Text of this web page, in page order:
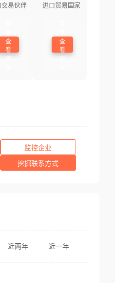
交易伙伴
查
看
进口贸易国家
查
看
监控企业
挖掘联系方式
近两年 近一年